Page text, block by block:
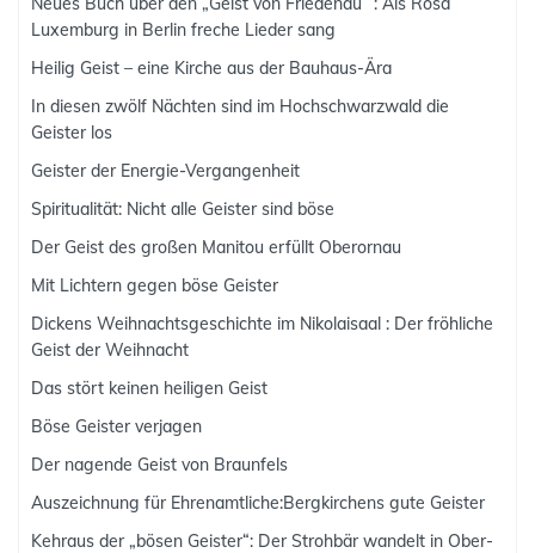
Luxemburg in Berlin freche Lieder sang
Heilig Geist – eine Kirche aus der Bauhaus-Ära
In diesen zwölf Nächten sind im Hochschwarzwald die
Geister los
Geister der Energie-Vergangenheit
Spiritualität: Nicht alle Geister sind böse
Der Geist des großen Manitou erfüllt Oberornau
Mit Lichtern gegen böse Geister
Dickens Weihnachtsgeschichte im Nikolaisaal : Der fröhliche
Geist der Weihnacht
Das stört keinen heiligen Geist
Böse Geister verjagen
Der nagende Geist von Braunfels
Auszeichnung für Ehrenamtliche:Bergkirchens gute Geister
Kehraus der „bösen Geister“: Der Strohbär wandelt in Ober-